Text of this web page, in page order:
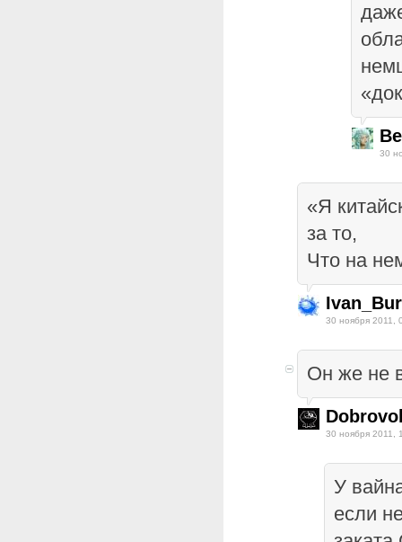
30
«Я
за то,
Что на
30 ноября 2011,
Он же не
30 ноября 2011,
У
если